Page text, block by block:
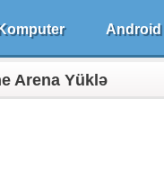
Komputer Android
Arena Yüklə